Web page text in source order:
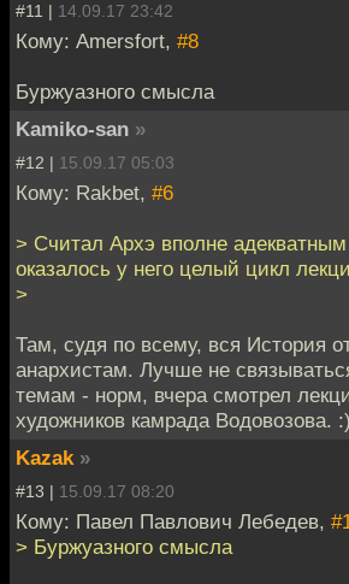
#11 | 14.09.17 23:42
Кому: Amersfort, #8
Буржуазного смысла
Kamiko-san »
#12 | 15.09.17 05:03
Кому: Rakbet, #6
> Считал Архэ вполне
оказалось у него целый цикл
>
Там, судя по всему, вся История
анархистам. Лучше не
темам - норм, вчера смотрел
художников камрада Водовозова. :)
Kazak »
#13 | 15.09.17 08:20
Кому: Павел Павлович Лебедев,
> Буржуазного смысла